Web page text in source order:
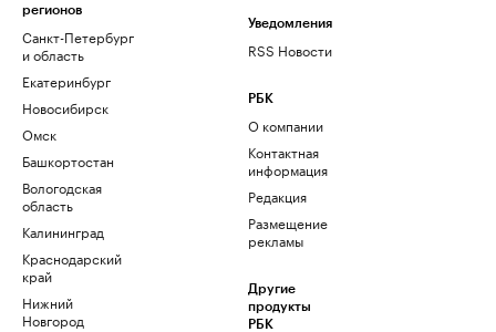
регионов
Санкт-Петербург
и область
Екатеринбург
Новосибирск
Омск
Башкортостан
Вологодская
область
Калининград
Краснодарский
край
Нижний
Новгород
Уведомления
RSS Новости
РБК
О компании
Контактная
информация
Редакция
Размещение
рекламы
Другие
продукты
РБК